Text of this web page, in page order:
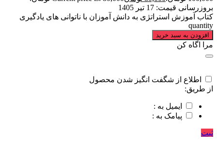
بروزرسانی قیمت: 17 تیر 1405
کتاب آموزش استراتژی به دانش آموزان با ناتوانی های یادگیری
quantity
افزودن به سبد خرید
مرا اگاه کن
اطلاع از شگفت انگیز شدن محصول
از طریق:
ایمیل به :
پیامک به :
ثبت